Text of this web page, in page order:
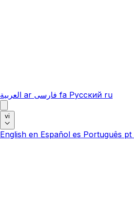
العربية ar فارسی fa Русский ru
vi
English en Español es Português pt